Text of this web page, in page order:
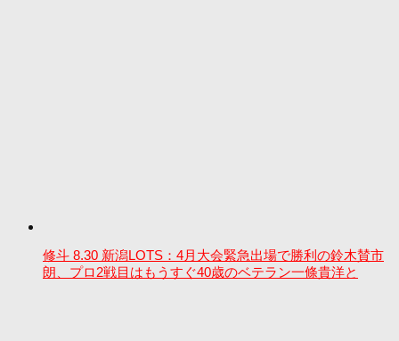
修斗 8.30 新潟LOTS：4月大会緊急出場で勝利の鈴木賛市
朗、プロ2戦目はもうすぐ40歳のベテラン一條貴洋と